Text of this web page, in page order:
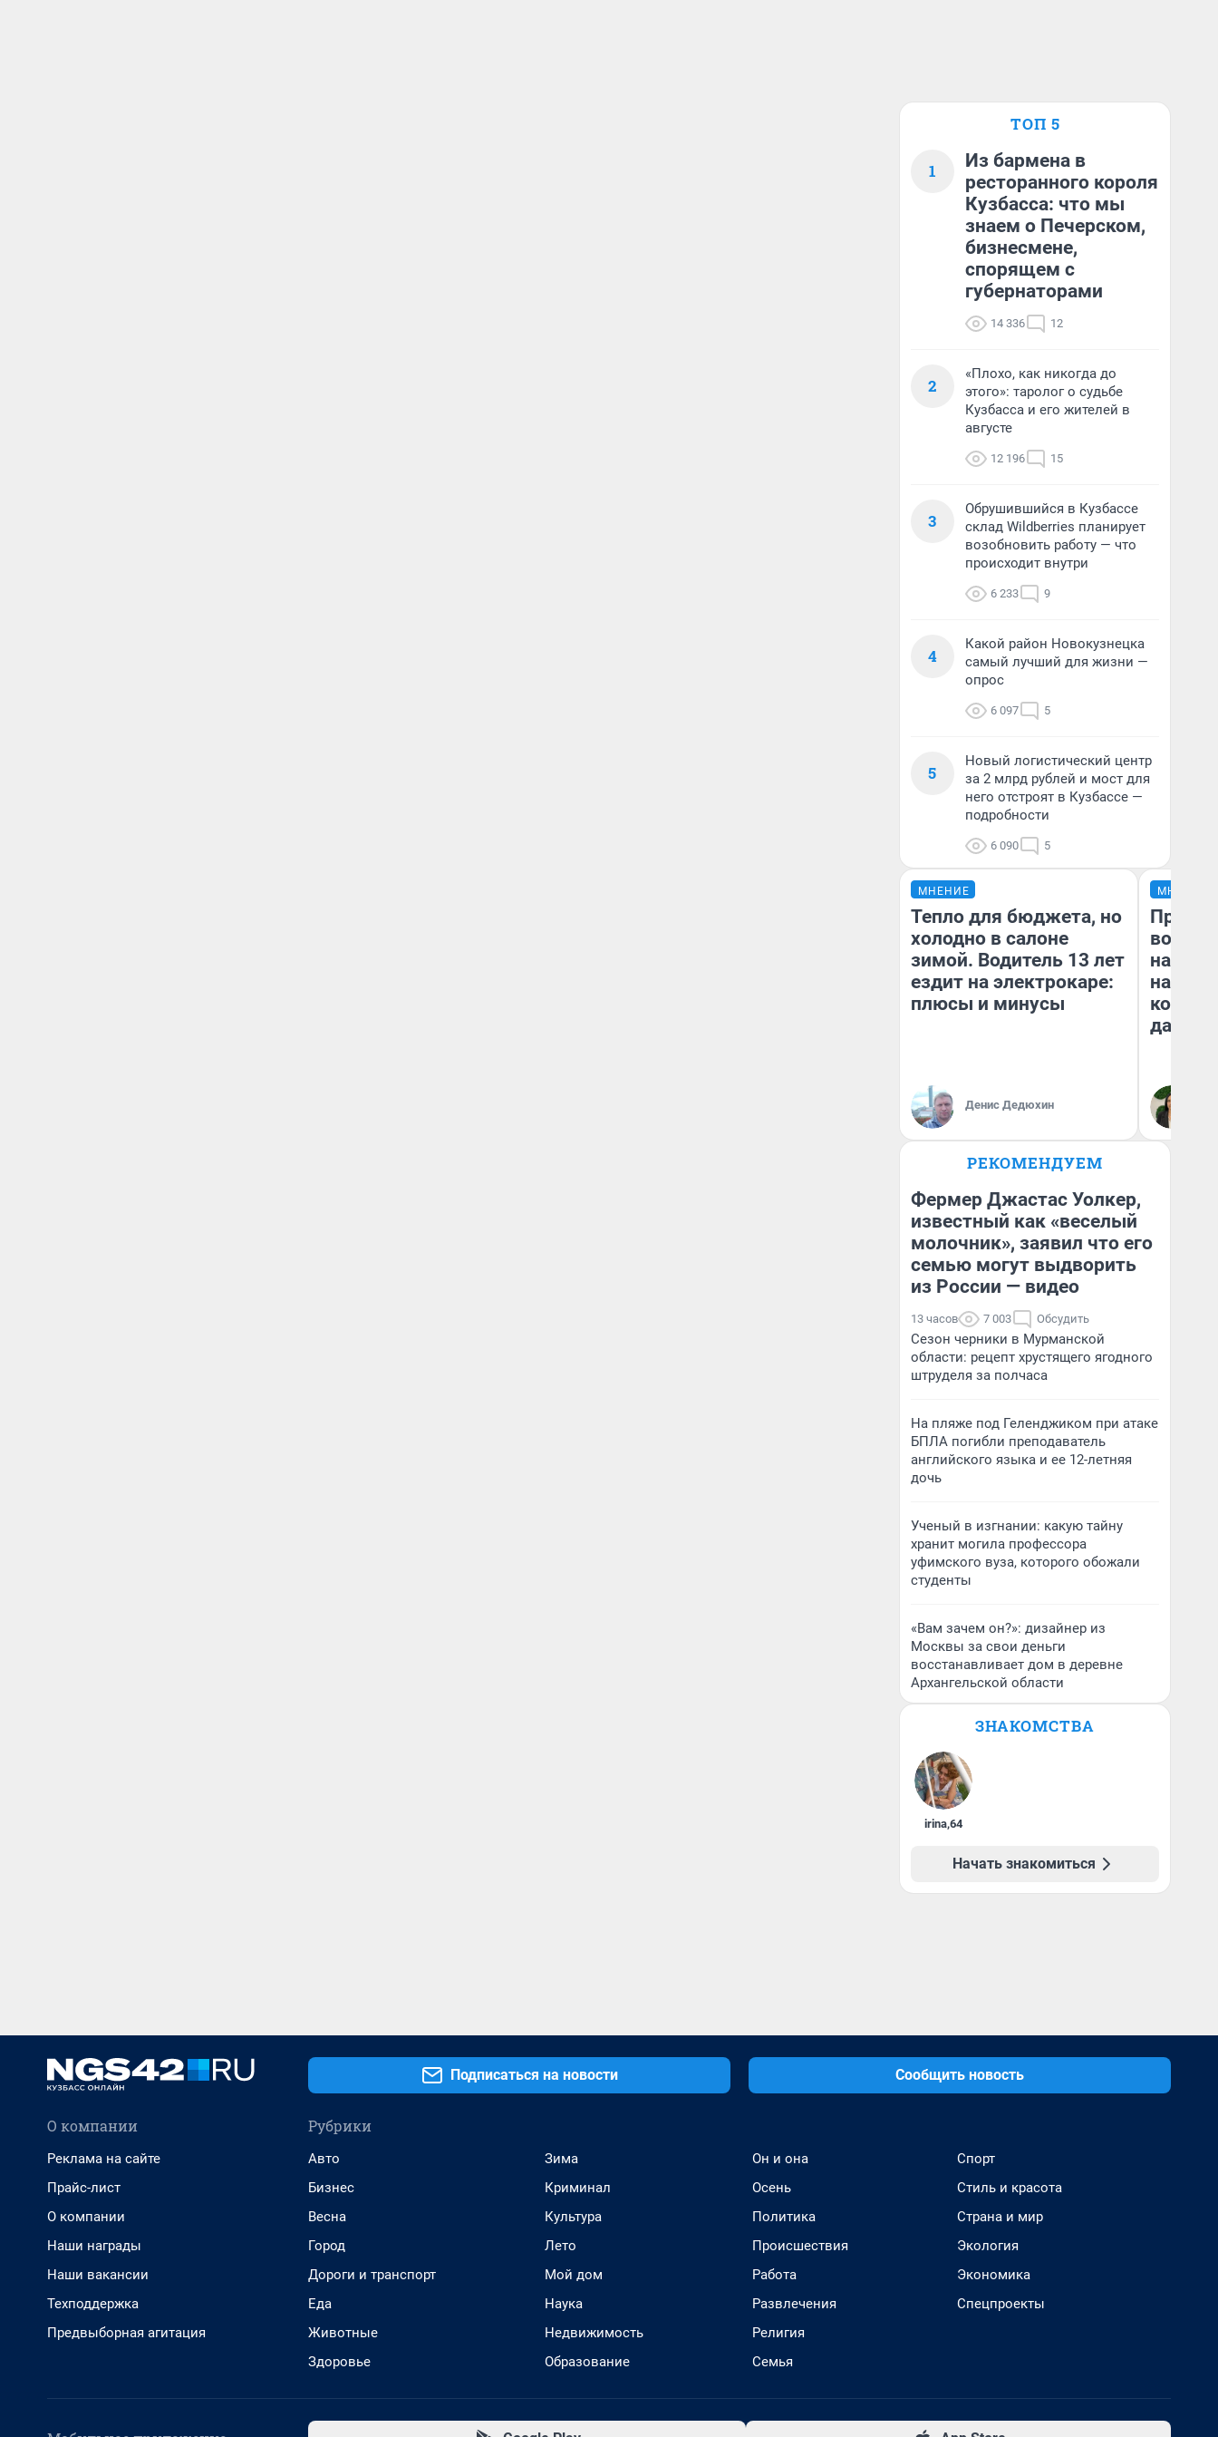
ТОП 5
1
Из бармена в
ресторанного короля
Кузбасса: что мы
знаем о Печерском,
бизнесмене,
спорящем с
губернаторами
14 336 12
2
«Плохо, как никогда до
этого»: таролог о судьбе
Кузбасса и его жителей в
августе
12 196 15
3
Обрушившийся в Кузбассе
склад Wildberries планирует
возобновить работу — что
происходит внутри
6 233 9
4
Какой район Новокузнецка
самый лучший для жизни —
опрос
6 097 5
5
Новый логистический центр
за 2 млрд рублей и мост для
него отстроят в Кузбассе —
подробности
6 090 5
МНЕНИЕ
Тепло для бюджета, но
холодно в салоне
зимой. Водитель 13 лет
ездит на электрокаре:
плюсы и минусы
Денис Дедюхин
МНЕНИЕ
нам
даже
РЕКОМЕНДУЕМ
Фермер Джастас Уолкер,
известный как «веселый
молочник», заявил что его
семью могут выдворить
из России — видео
13 часов 7 003 Обсудить
Сезон черники в Мурманской
области: рецепт хрустящего ягодного
штруделя за полчаса
На пляже под Геленджиком при атаке
БПЛА погибли преподаватель
английского языка и ее 12-летняя
дочь
Ученый в изгнании: какую тайну
хранит могила профессора
уфимского вуза, которого обожали
студенты
«Вам зачем он?»: дизайнер из
Москвы за свои деньги
восстанавливает дом в деревне
Архангельской области
ЗНАКОМСТВА
irina,64
Начать знакомиться
Подписаться на новости Сообщить новость
О компании
Реклама на сайте
Прайс-лист
О компании
Наши награды
Наши вакансии
Техподдержка
Предвыборная агитация
Рубрики
Авто
Бизнес
Весна
Город
Дороги и транспорт
Еда
Животные
Здоровье
Зима
Криминал
Культура
Лето
Мой дом
Наука
Недвижимость
Образование
Он и она
Осень
Политика
Происшествия
Работа
Развлечения
Религия
Семья
Спорт
Стиль и красота
Страна и мир
Экология
Экономика
Спецпроекты